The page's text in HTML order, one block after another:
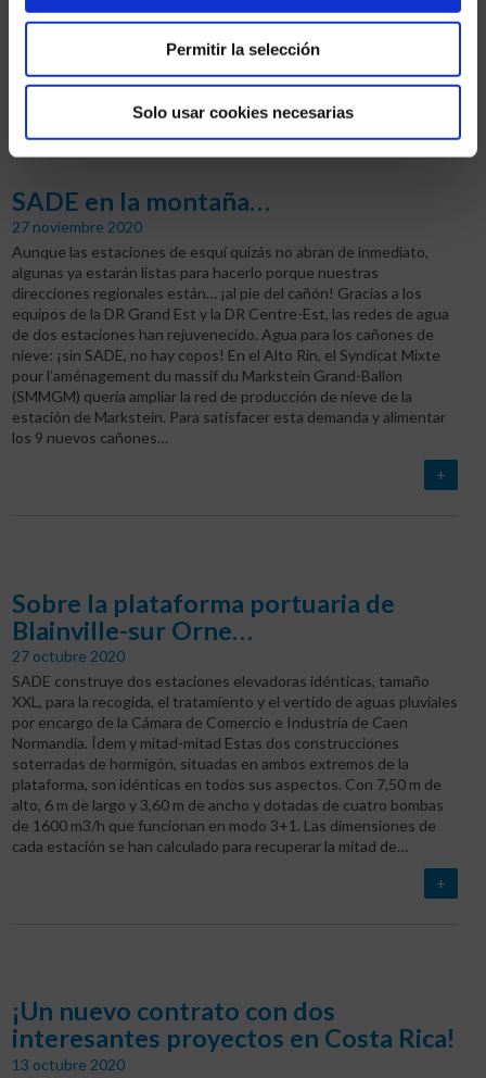
Permitir la selección
Solo usar cookies necesarias
ciudad. Para aumentar su capacidad, se trata de sustituir una…
+
SADE en la montaña…
27 noviembre 2020
Aunque las estaciones de esquí quizás no abran de inmediato,
algunas ya estarán listas para hacerlo porque nuestras
direcciones regionales están… ¡al pie del cañón! Gracias a los
equipos de la DR Grand Est y la DR Centre-Est, las redes de agua
de dos estaciones han rejuvenecido. Agua para los cañones de
nieve: ¡sin SADE, no hay copos! En el Alto Rin, el Syndicat Mixte
pour l’aménagement du massif du Markstein Grand-Ballon
(SMMGM) quería ampliar la red de producción de nieve de la
estación de Markstein. Para satisfacer esta demanda y alimentar
los 9 nuevos cañones…
+
Sobre la plataforma portuaria de
Blainville-sur Orne…
27 octubre 2020
SADE construye dos estaciones elevadoras idénticas, tamaño
XXL, para la recogida, el tratamiento y el vertido de aguas pluviales
por encargo de la Cámara de Comercio e Industria de Caen
Normandía. Ídem y mitad-mitad Estas dos construcciones
soterradas de hormigón, situadas en ambos extremos de la
plataforma, son idénticas en todos sus aspectos. Con 7,50 m de
alto, 6 m de largo y 3,60 m de ancho y dotadas de cuatro bombas
de 1600 m3/h que funcionan en modo 3+1. Las dimensiones de
cada estación se han calculado para recuperar la mitad de…
+
¡Un nuevo contrato con dos
interesantes proyectos en Costa Rica!
13 octubre 2020